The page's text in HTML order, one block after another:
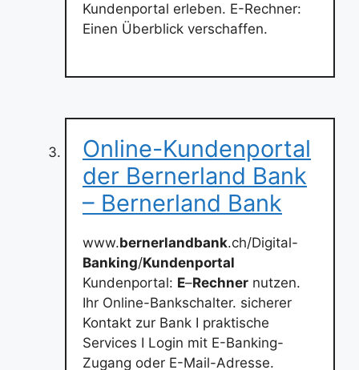
Kundenportal erleben. E-Rechner:
Einen Überblick verschaffen.
Online-Kundenportal
der Bernerland Bank
– Bernerland Bank
www.bernerlandbank.ch/Digital-
Banking/Kundenportal
Kundenportal: E–Rechner nutzen.
Ihr Online-Bankschalter. sicherer
Kontakt zur Bank I praktische
Services I Login mit E-Banking-
Zugang oder E-Mail-Adresse.